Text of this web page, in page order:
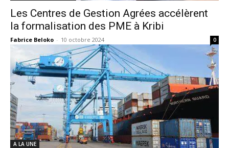
Les Centres de Gestion Agrées accélèrent
la formalisation des PME à Kribi
Fabrice Beloko - 10 octobre 2024 0
A LA UNE